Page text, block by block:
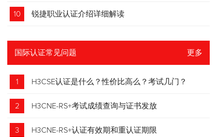
10 锐捷职业认证介绍详细解读
国际认证常见问题 更多
1 H3CSE认证是什么？性价比高么？考试几门？
2 H3CNE-RS+考试成绩查询与证书发放
3 H3CNE-RS+认证有效期和重认证期限